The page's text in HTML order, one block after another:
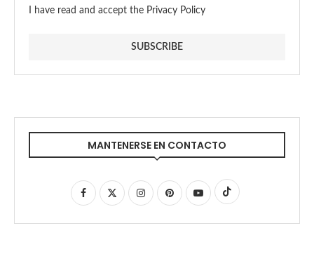
I have read and accept the Privacy Policy
MANTENERSE EN CONTACTO